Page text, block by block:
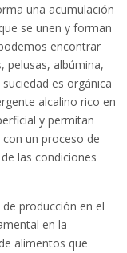
una acumulación
se unen y forman
encontrar
pelusas, albúmina,
es orgánica
alcalino rico en
y permitan
un proceso de
las condiciones
producción en el
en la
alimentos que